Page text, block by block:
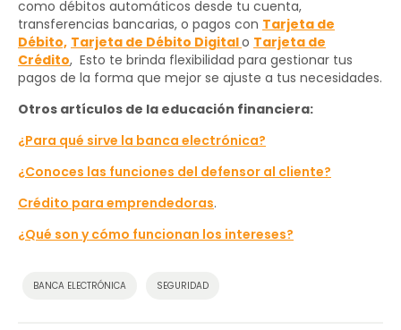
como débitos automáticos desde tu cuenta,
transferencias bancarias, o pagos con Tarjeta de
Débito, Tarjeta de Débito Digitalo Tarjeta de
Crédito, Esto te brinda flexibilidad para gestionar tus
pagos de la forma que mejor se ajuste a tus necesidades.
Otros artículos de la educación financiera:
¿Para qué sirve la banca electrónica?
¿Conoces las funciones del defensor al cliente?
Crédito para emprendedoras.
¿Qué son y cómo funcionan los intereses?
BANCA ELECTRÓNICA SEGURIDAD